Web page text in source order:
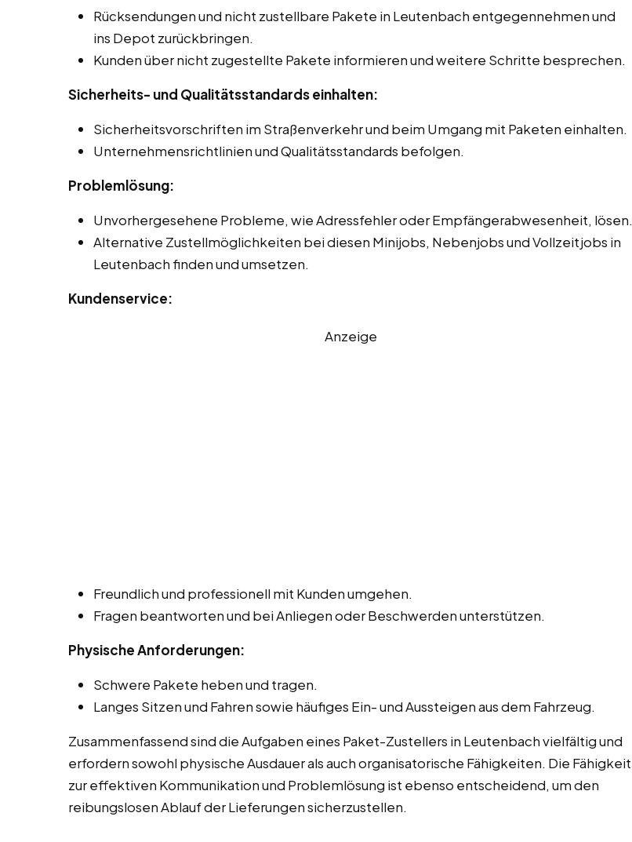
Rücksendungen und nicht zustellbare Pakete in Leutenbach entgegennehmen und
ins Depot zurückbringen.
Kunden über nicht zugestellte Pakete informieren und weitere Schritte besprechen.
Sicherheits- und Qualitätsstandards einhalten:
Sicherheitsvorschriften im Straßenverkehr und beim Umgang mit Paketen einhalten.
Unternehmensrichtlinien und Qualitätsstandards befolgen.
Problemlösung:
Unvorhergesehene Probleme, wie Adressfehler oder Empfängerabwesenheit, lösen.
Alternative Zustellmöglichkeiten bei diesen Minijobs, Nebenjobs und Vollzeitjobs in
Leutenbach finden und umsetzen.
Kundenservice:
Anzeige
Freundlich und professionell mit Kunden umgehen.
Fragen beantworten und bei Anliegen oder Beschwerden unterstützen.
Physische Anforderungen:
Schwere Pakete heben und tragen.
Langes Sitzen und Fahren sowie häufiges Ein- und Aussteigen aus dem Fahrzeug.
Zusammenfassend sind die Aufgaben eines Paket-Zustellers in Leutenbach vielfältig und
erfordern sowohl physische Ausdauer als auch organisatorische Fähigkeiten. Die Fähigkeit
zur effektiven Kommunikation und Problemlösung ist ebenso entscheidend, um den
reibungslosen Ablauf der Lieferungen sicherzustellen.